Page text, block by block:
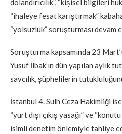
dolandırıcılık”, “kişisel bilgileri
“ihaleye fesat karıştırmak”
“yolsuzluk” soruşturması devam
Soruşturma kapsamında 23
Yusuf İlbak’ın dün yapılan aylık
savcılık, şüphelilerin
İstanbul 4. Sulh Ceza Hakimliği
“yurt dışı çıkış yasağı” ve
isimli denetim önlemiyle tahliye